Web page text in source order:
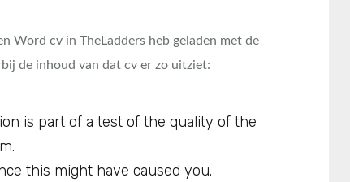
Word cv in TheLadders heb geladen met de
de inhoud van dat cv er zo uitziet:
is part of a test of the quality of the
this might have caused you.